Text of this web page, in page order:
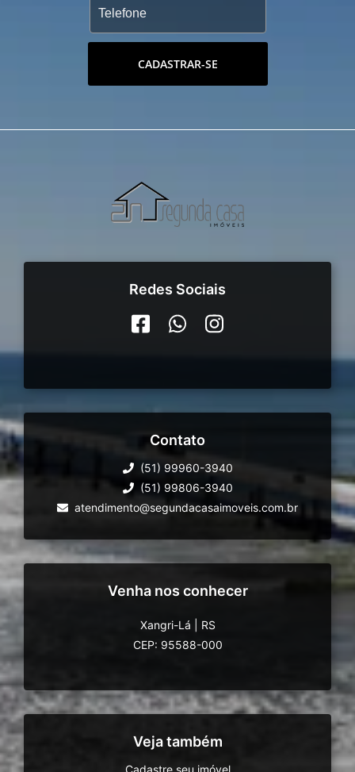
CADASTRAR-SE
Redes Sociais
Contato
(51) 99960-3940
(51) 99806-3940
atendimento@segundacasaimoveis.com.br
Venha nos conhecer
Xangri-Lá
RS
CEP: 95588-000
Veja também
Cadastre seu imóvel